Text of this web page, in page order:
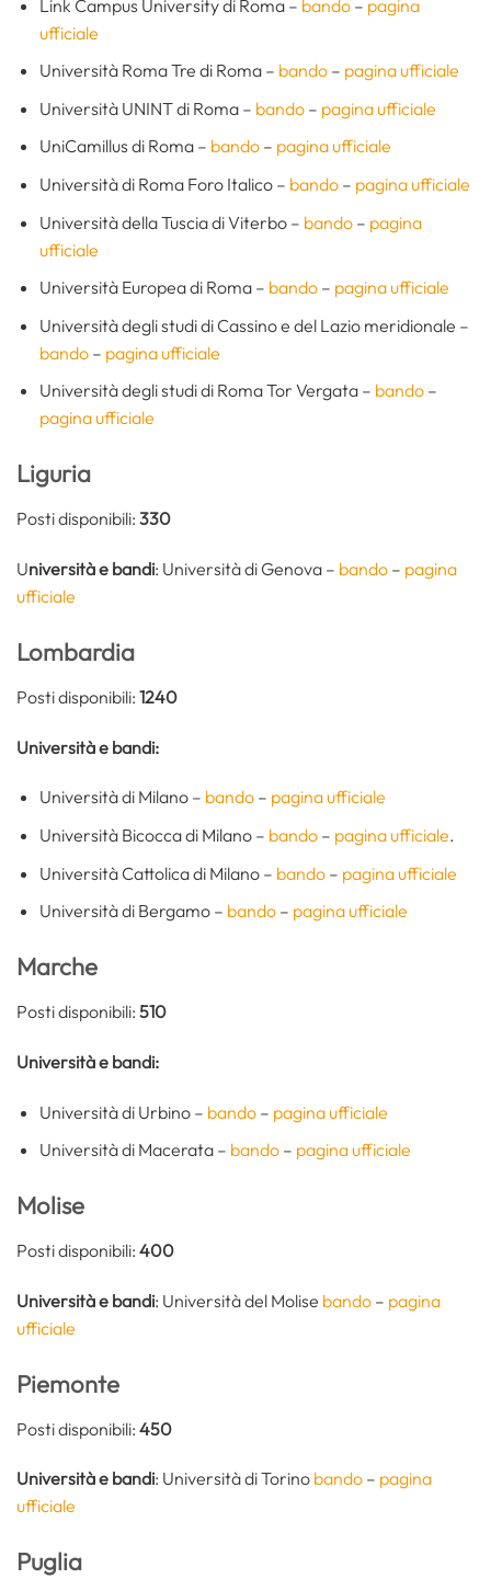
Link Campus University di Roma – bando– pagina
ufficiale
Università Roma Tre di Roma – bando– pagina ufficiale
Università UNINT di Roma – bando– pagina ufficiale
UniCamillus di Roma – bando– pagina ufficiale
Università di Roma Foro Italico – bando– pagina ufficiale
Università della Tuscia di Viterbo – bando– pagina
ufficiale
Università Europea di Roma – bando– pagina ufficiale
Università degli studi di Cassino e del Lazio meridionale –
bando– pagina ufficiale
Università degli studi di Roma Tor Vergata – bando–
pagina ufficiale
Liguria
Posti disponibili: 330
Università e bandi: Università di Genova – bando – pagina
ufficiale
Lombardia
Posti disponibili: 1240
Università e bandi:
Università di Milano – bando– pagina ufficiale
Università Bicocca di Milano – bando– pagina ufficiale.
Università Cattolica di Milano – bando– pagina ufficiale
Università di Bergamo – bando– pagina ufficiale
Marche
Posti disponibili: 510
Università e bandi:
Università di Urbino – bando– pagina ufficiale
Università di Macerata – bando– pagina ufficiale
Molise
Posti disponibili: 400
Università e bandi: Università del Molise bando – pagina
ufficiale
Piemonte
Posti disponibili: 450
Università e bandi: Università di Torino bando – pagina
ufficiale
Puglia